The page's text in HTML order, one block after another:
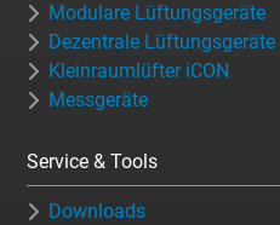
Modulare Lüftungsgeräte
Dezentrale Lüftungsgeräte
Kleinraumlüfter iCON
Messgeräte
Service & Tools
Downloads